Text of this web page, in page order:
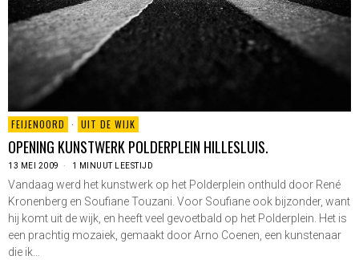
FEIJENOORD · UIT DE WIJK
OPENING KUNSTWERK POLDERPLEIN HILLESLUIS.
13 MEI 2009 1 MINUUT LEESTIJD
Vandaag werd het kunstwerk op het Polderplein onthuld door René
Kronenberg en Soufiane Touzani. Voor Soufiane ook bijzonder, want
hij komt uit de wijk, en heeft veel gevoetbald op het Polderplein. Het is
een prachtig mozaiek, gemaakt door Arno Coenen, een kunstenaar
die ik…